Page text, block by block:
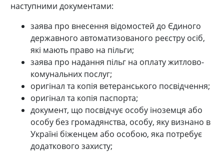
наступними документами:
заява про внесення відомостей до Єдиного
державного автоматизованого реєстру осіб,
які мають право на пільги;
заява про надання пільг на оплату житлово-
комунальних послуг;
оригінал та копія ветеранського посвідчення;
оригінал та копія паспорта;
документ, що посвідчує особу іноземця або
особу без громадянства, особу, яку визнано в
Україні біженцем або особою, яка потребує
додаткового захисту;